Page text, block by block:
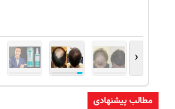
‹
مطالب پیشنهادی